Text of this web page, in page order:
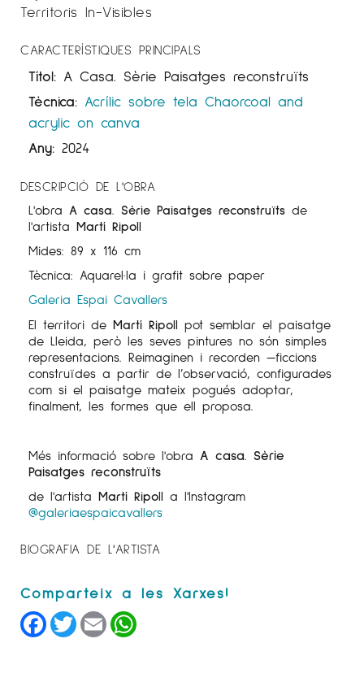
Territoris In-Visibles
CARACTERÍSTIQUES PRINCIPALS
Títol: A Casa. Sèrie Paisatges reconstruïts
Tècnica: Acrílic sobre tela Chaorcoal and
acrylic on canva
Any: 2024
DESCRIPCIÓ DE L'OBRA
L'obra A casa. Sèrie Paisatges reconstruïts de
l'artista Martí Ripoll
Mides: 89 x 116 cm
Tècnica: Aquarel·la i grafit sobre paper
Galeria Espai Cavallers
El territori de Martí Ripoll pot semblar el paisatge
de Lleida, però les seves pintures no són simples
representacions. Reimaginen i recorden —ficcions
construïdes a partir de l’observació, configurades
com si el paisatge mateix pogués adoptar,
finalment, les formes que ell proposa.
Més informació sobre l'obra A casa. Sèrie
Paisatges reconstruïts
de l'artista Martí Ripoll a l'Instagram
@galeriaespaicavallers
BIOGRAFIA DE L'ARTISTA
Facebook
TwitterEmail